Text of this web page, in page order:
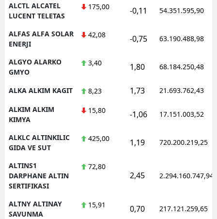
ALCTL ALCATEL
LUCENT TELETAS
175,00 -0,11 54.351.595,90
ALFAS ALFA SOLAR
ENERJI
42,08 -0,75 63.190.488,98
ALGYO ALARKO
GMYO
3,40 1,80 68.184.250,48
ALKA ALKIM KAGIT 8,23 1,73 21.693.762,43
ALKIM ALKIM
KIMYA
15,80 -1,06 17.151.003,52
ALKLC ALTINKILIC
GIDA VE SUT
425,00 1,19 720.200.219,25
ALTINS1
DARPHANE ALTIN
SERTIFIKASI
72,80
2,45 2.294.160.747,94
ALTNY ALTINAY
SAVUNMA
15,91 0,70 217.121.259,65